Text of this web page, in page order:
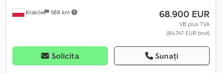
Kraków 588 km 68.900 EUR
VB plus TVA
(84.747 EUR brut)
Solicita Sunați